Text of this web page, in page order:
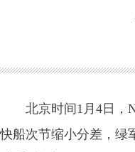
北京时间1月4日，
快船次节缩小分差，绿